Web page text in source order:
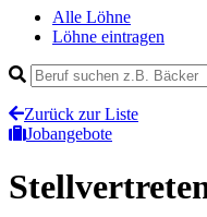
Alle Löhne
Löhne eintragen
Zurück zur Liste
Jobangebote